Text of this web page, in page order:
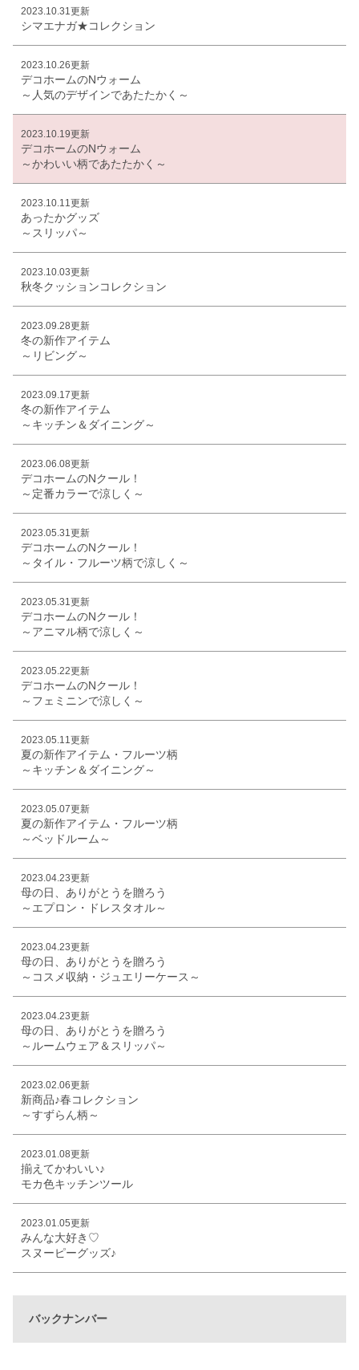
2023.10.31更新
シマエナガ★コレクション
2023.10.26更新
デコホームのNウォーム
～人気のデザインであたたかく～
2023.10.19更新
デコホームのNウォーム
～かわいい柄であたたかく～
2023.10.11更新
あったかグッズ
～スリッパ～
2023.10.03更新
秋冬クッションコレクション
2023.09.28更新
冬の新作アイテム
～リビング～
2023.09.17更新
冬の新作アイテム
～キッチン＆ダイニング～
2023.06.08更新
デコホームのNクール！
～定番カラーで涼しく～
2023.05.31更新
デコホームのNクール！
～タイル・フルーツ柄で涼しく～
2023.05.31更新
デコホームのNクール！
～アニマル柄で涼しく～
2023.05.22更新
デコホームのNクール！
～フェミニンで涼しく～
2023.05.11更新
夏の新作アイテム・フルーツ柄
～キッチン＆ダイニング～
2023.05.07更新
夏の新作アイテム・フルーツ柄
～ベッドルーム～
2023.04.23更新
母の日、ありがとうを贈ろう
～エプロン・ドレスタオル～
2023.04.23更新
母の日、ありがとうを贈ろう
～コスメ収納・ジュエリーケース～
2023.04.23更新
母の日、ありがとうを贈ろう
～ルームウェア＆スリッパ～
2023.02.06更新
新商品♪春コレクション
～すずらん柄～
2023.01.08更新
揃えてかわいい♪
モカ色キッチンツール
2023.01.05更新
みんな大好き♡
スヌーピーグッズ♪
バックナンバー